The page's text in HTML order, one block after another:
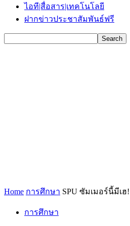
ไอที|สื่อสาร|เทคโนโลยี
ฝากข่าวประชาสัมพันธ์ฟรี
Home การศึกษา SPU ซัมเมอร์นี้มีเฮ
การศึกษา